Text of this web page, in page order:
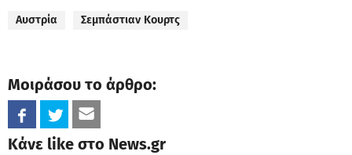
Αυστρία Σεμπάστιαν Κουρτς
Μοιράσου το άρθρο:
Κάνε like στο News.gr